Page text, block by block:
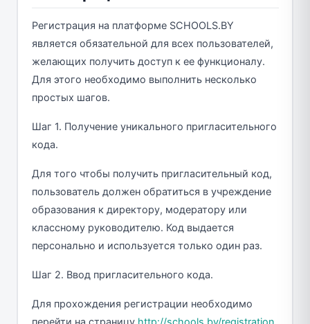
Регистрация на платформе SCHOOLS.BY
является обязательной для всех пользователей,
желающих получить доступ к ее функционалу.
Для этого необходимо выполнить несколько
простых шагов.
Шаг 1. Получение уникального пригласительного
кода.
Для того чтобы получить пригласительный код,
пользователь должен обратиться в учреждение
образования к директору, модератору или
классному руководителю. Код выдается
персонально и используется только один раз.
Шаг 2. Ввод пригласительного кода.
Для прохождения регистрации необходимо